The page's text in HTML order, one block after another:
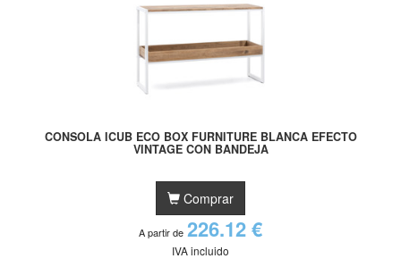
CONSOLA ICUB ECO BOX FURNITURE BLANCA EFECTO
VINTAGE CON BANDEJA
Comprar
A partir de 226.12 €
IVA incluido